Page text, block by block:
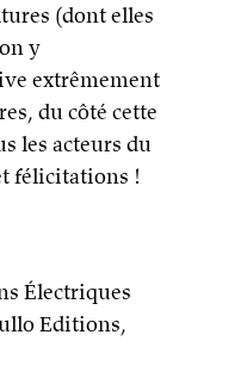
(dont elles
y
extrêmement
du côté cette
les acteurs du
félicitations !
Électriques
Editions,